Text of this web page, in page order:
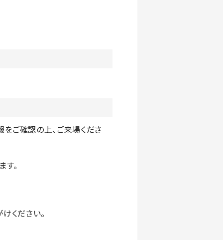
ご確認の上、ご来場くださ
ご入場頂けます。
員にお声がけください。